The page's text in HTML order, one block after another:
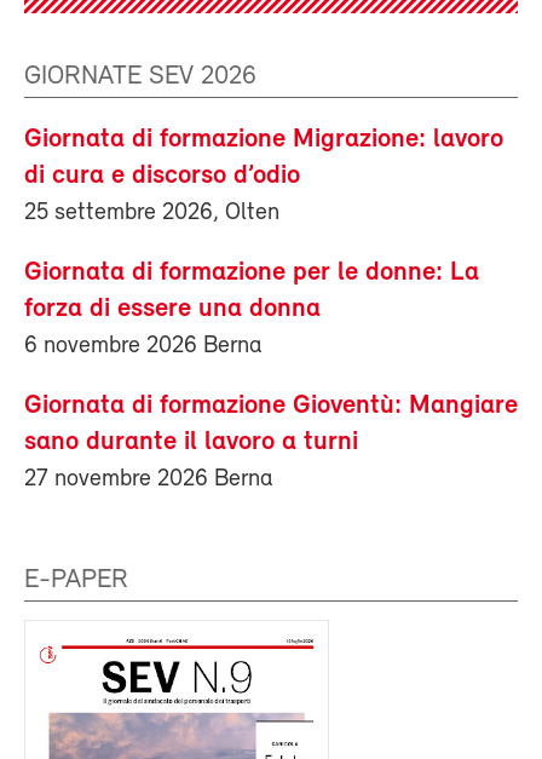
GIORNATE SEV 2026
Giornata di formazione Migrazione: lavoro
di cura e discorso d’odio
25 settembre 2026, Olten
Giornata di formazione per le donne: La
forza di essere una donna
6 novembre 2026 Berna
Giornata di formazione Gioventù: Mangiare
sano durante il lavoro a turni
27 novembre 2026 Berna
E-PAPER